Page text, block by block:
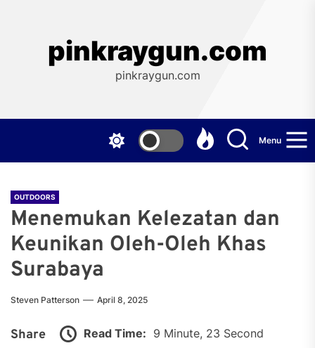
pinkraygun.com
pinkraygun.com
Menu
OUTDOORS
Menemukan Kelezatan dan
Keunikan Oleh-Oleh Khas
Surabaya
Steven Patterson April 8, 2025
Share Read Time: 9 Minute, 23 Second